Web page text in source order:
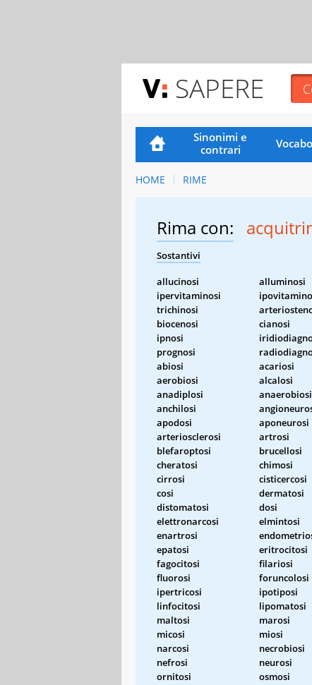
SAPERE
Sinonimi e
contrari
HOME RIME
Rima con:
Sostantivi
allucinosi alluminosi
ipervitaminosi
trichinosi
biocenosi
cianosi
ipnosi
prognosi
abiosi
acariosi
aerobiosi
alcalosi
anadiplosi
anaerobiosi
anchilosi
apodosi
aponeurosi
arteriosclerosi
artrosi
blefaroptosi
brucellosi
cheratosi
chimosi
cirrosi
cisticercosi
cosi
dermatosi
distomatosi
dosi
elettronarcosi
elmintosi
enartrosi
epatosi
eritrocitosi
fagocitosi
filariosi
fluorosi
foruncolosi
ipertricosi
ipotiposi
linfocitosi
lipomatosi
maltosi
marosi
micosi
miosi
narcosi
necrobiosi
nefrosi
neurosi
ornitosi
osmosi